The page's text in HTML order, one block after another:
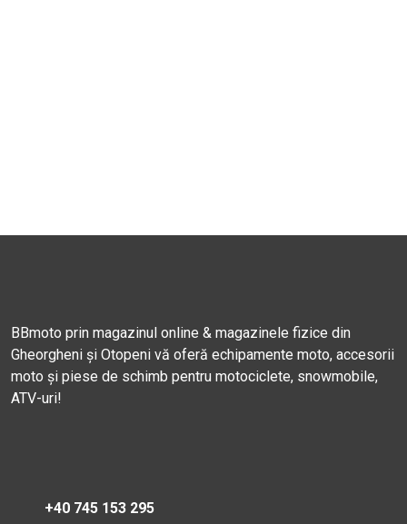
BBmoto prin magazinul online & magazinele fizice din
Gheorgheni și Otopeni vă oferă echipamente moto, accesorii
moto și piese de schimb pentru motociclete, snowmobile,
ATV-uri!
+40 745 153 295